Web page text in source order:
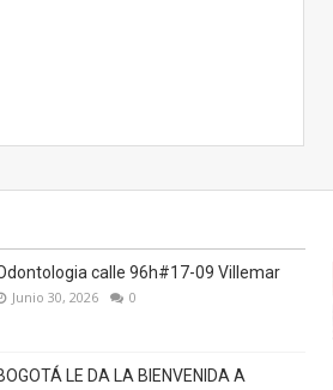
calle 96h#17-09 Villemar
Junio 30, 2026 0
LE DA LA BIENVENIDA A